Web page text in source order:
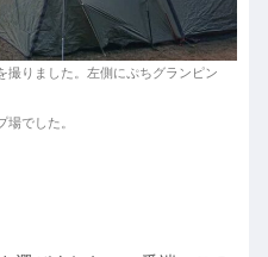
撮りました。左側にぷちグランピン
場でした。